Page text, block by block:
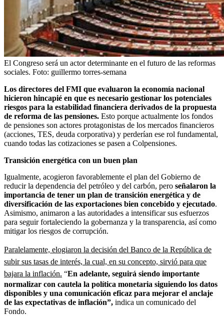
El Congreso será un actor determinante en el futuro de las reformas
sociales. Foto: guillermo torres-semana
Los directores del FMI que evaluaron la economía nacional
hicieron hincapié en que es necesario gestionar los potenciales
riesgos para la estabilidad financiera derivados de la propuesta
de reforma de las pensiones. Esto porque actualmente los fondos
de pensiones son actores protagonistas de los mercados financieros
(acciones, TES, deuda corporativa) y perderían ese rol fundamental,
cuando todas las cotizaciones se pasen a Colpensiones.
Transición energética con un buen plan
Igualmente, acogieron favorablemente el plan del Gobierno de
reducir la dependencia del petróleo y del carbón, pero señalaron la
importancia de tener un plan de transición energética y de
diversificación de las exportaciones bien concebido y ejecutado.
Asimismo, animaron a las autoridades a intensificar sus esfuerzos
para seguir fortaleciendo la gobernanza y la transparencia, así como
mitigar los riesgos de corrupción.
Paralelamente, elogiaron la decisión del Banco de la República de
subir sus tasas de interés, la cual, en su concepto, sirvió para que
bajara la inflación. “En adelante, seguirá siendo importante
normalizar con cautela la política monetaria siguiendo los datos
disponibles y una comunicación eficaz para mejorar el anclaje
de las expectativas de inflación”, indica un comunicado del
Fondo.